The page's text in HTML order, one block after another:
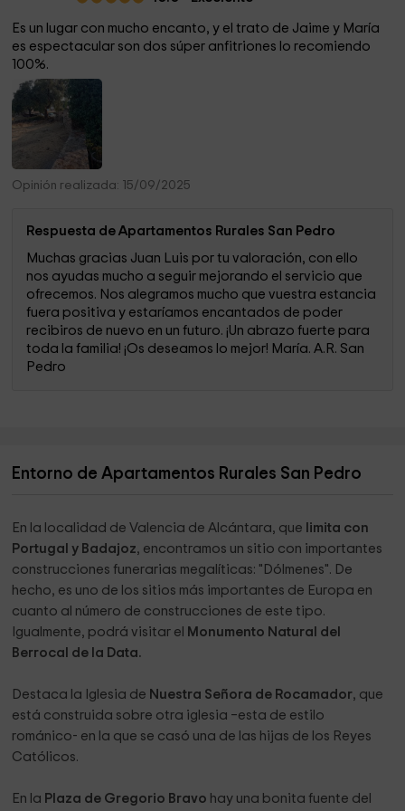
maravilloso aroma rural que conforman las pedanías que se
encuentran en su Campiña, donde encontrará uno de los
conjuntos megalíticos ("Los Dólmenes") mejor conservados
de Europa, declarado Bien de Interés Cultural.
En el entorno podrá disfrutar de la maravillosa gastronomía
"Rayana", donde podrá encontrar carasterísticas de la
cocina española y portuguesa.
Es un lugar con mucho encanto, y el trato de Jaime y María
es espectacular son dos súper anfitriones lo recomiendo
100%.
Opinión realizada: 15/09/2025
Respuesta de Apartamentos Rurales San Pedro
Muchas gracias Juan Luis por tu valoración, con ello
nos ayudas mucho a seguir mejorando el servicio que
ofrecemos. Nos alegramos mucho que vuestra estancia
fuera positiva y estaríamos encantados de poder
recibiros de nuevo en un futuro. ¡Un abrazo fuerte para
toda la familia! ¡Os deseamos lo mejor! María. A.R. San
Pedro
Entorno de Apartamentos Rurales San Pedro
En la localidad de Valencia de Alcántara, que limita con
Portugal y Badajoz, encontramos un sitio con importantes
construcciones funerarias megalíticas: "Dólmenes". De
hecho, es uno de los sitios más importantes de Europa en
cuanto al número de construcciones de este tipo.
Igualmente, podrá visitar el
Monumento Natural del
Berrocal de la Data.
Destaca la Iglesia de Nuestra Señora de Rocamador, que
está construida sobre otra iglesia –esta de estilo
románico- en la que se casó una de las hijas de los Reyes
Católicos.
En la Plaza de Gregorio Bravo hay una bonita fuente del